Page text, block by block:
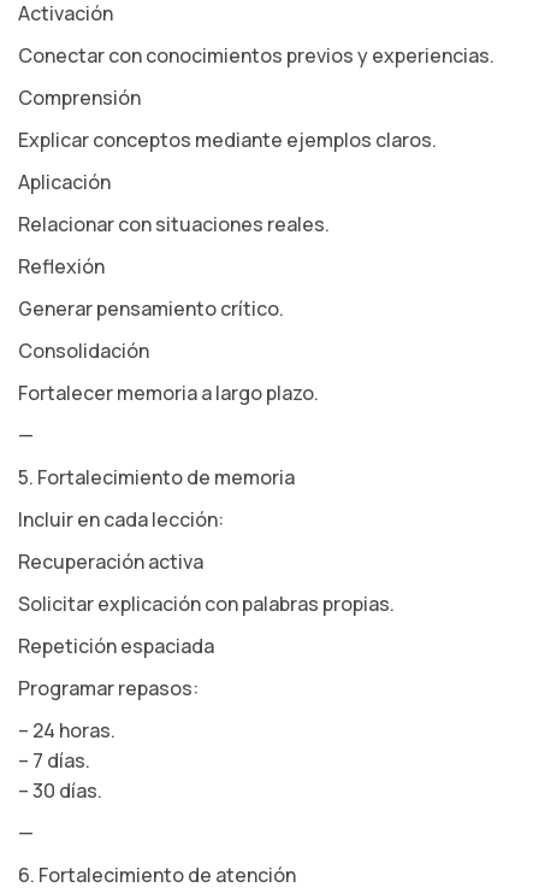
Activación
Conectar con conocimientos previos y experiencias.
Comprensión
Explicar conceptos mediante ejemplos claros.
Aplicación
Relacionar con situaciones reales.
Reflexión
Generar pensamiento crítico.
Consolidación
Fortalecer memoria a largo plazo.
—
5. Fortalecimiento de memoria
Incluir en cada lección:
Recuperación activa
Solicitar explicación con palabras propias.
Repetición espaciada
Programar repasos:
– 24 horas.
– 7 días.
– 30 días.
—
6. Fortalecimiento de atención